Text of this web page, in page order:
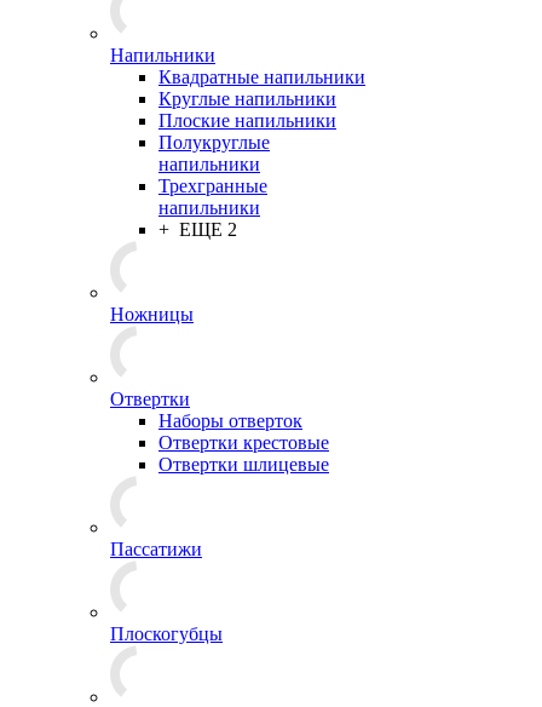
Напильники
Квадратные напильники
Круглые напильники
Плоские напильники
Полукруглые
напильники
Трехгранные
напильники
+ ЕЩЕ 2
Ножницы
Отвертки
Наборы отверток
Отвертки крестовые
Отвертки шлицевые
Пассатижи
Плоскогубцы